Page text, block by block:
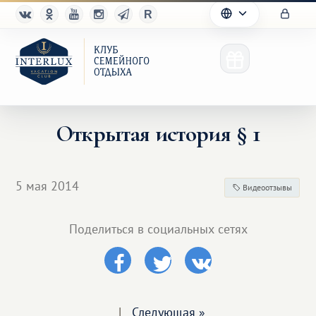
Преимущества
Партнерам
Благотворительность
Открытая история § 1
5 мая 2014 Видеоотзывы
Поделиться в социальных сетях
| Следующая »